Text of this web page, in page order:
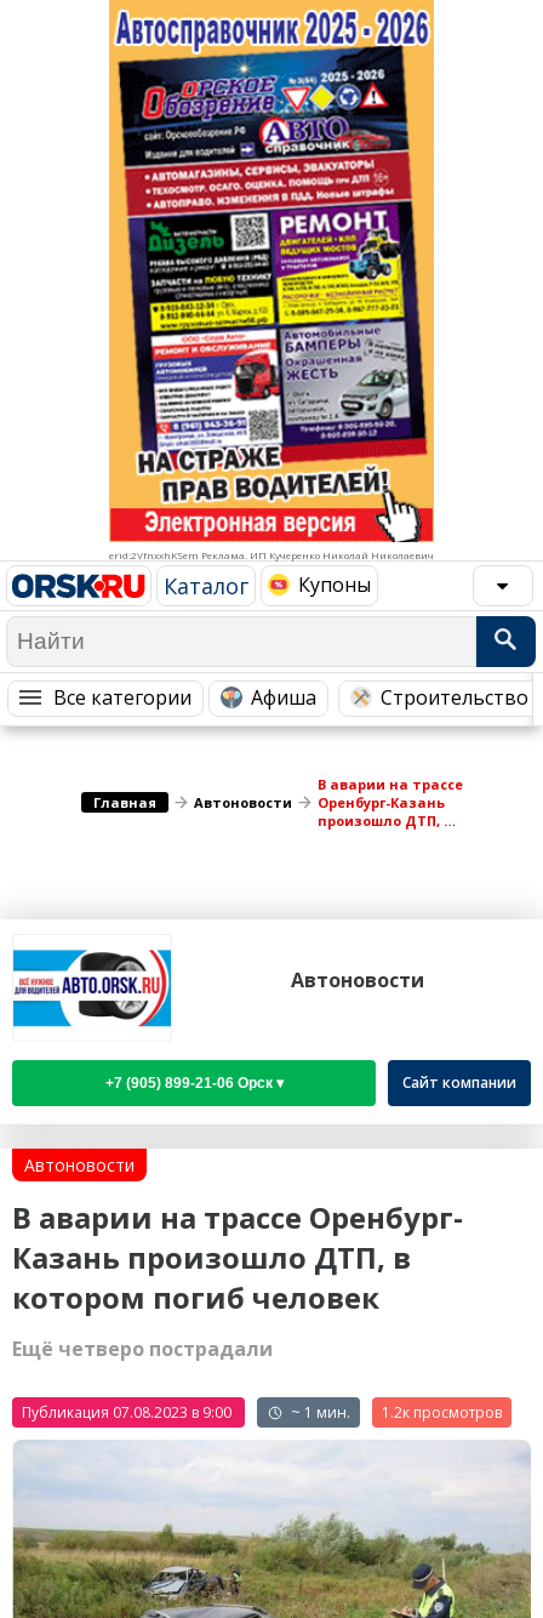
erid:2VfnxxhKSem Реклама. ИП Кучеренко Николай Николаевич
Каталог Купоны
Все категории Афиша Строительство
Строительство и ремонт
Авто и мото
Рестораны, кафе, бары
Развлечения и отдых
Спорт Фитнес
Недвижимость
Красота Косметология
Медицина Здоровье
Путешествия, Туризм
Гостиницы
Образование
Бытовые услуги
Телекоммуникации и связь
Торговля
Бизнес и финансы
Юристы, Экспертиза, Страхование
Ремонт
Социальные организации
Это интересно
Администрация
Промышленность
Сельское хозяйство
Ветеринария, Зоотовары
Курьерская служба, Службы до...
Купоны
Популярное →
Строительство и ремонт
Главная Автоновости
В аварии на трассе
Оренбург-Казань
произошло ДТП, в
Автоновости
Сайт компании
Автоновости
В аварии на трассе Оренбург-
Казань произошло ДТП, в
котором погиб человек
Ещё четверо пострадали
Публикация 07.08.2023 в 9:00 ~ 1 мин. 1.2к